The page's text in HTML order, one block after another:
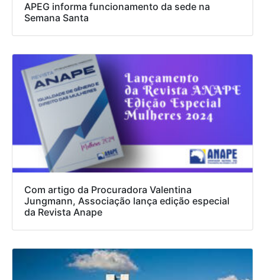
APEG informa funcionamento da sede na
Semana Santa
Com artigo da Procuradora Valentina
Jungmann, Associação lança edição especial
da Revista Anape